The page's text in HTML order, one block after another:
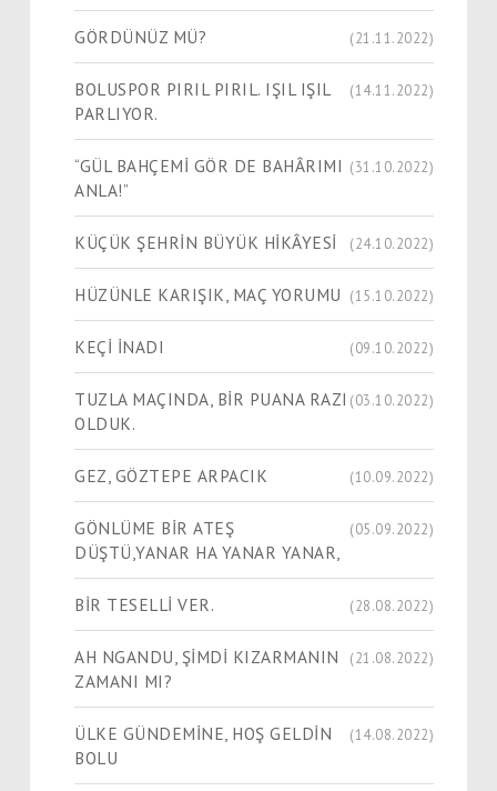
GÖRDÜNÜZ MÜ? (21.11.2022)
BOLUSPOR PIRIL PIRIL. IŞIL IŞIL
PARLIYOR.
(14.11.2022)
“GÜL BAHÇEMİ GÖR DE BAHÂRIMI
ANLA!”
(31.10.2022)
KÜÇÜK ŞEHRİN BÜYÜK HİKÂYESİ (24.10.2022)
HÜZÜNLE KARIŞIK, MAÇ YORUMU (15.10.2022)
KEÇİ İNADI (09.10.2022)
TUZLA MAÇINDA, BİR PUANA RAZI
OLDUK.
(03.10.2022)
GEZ, GÖZTEPE ARPACIK (10.09.2022)
GÖNLÜME BİR ATEŞ
DÜŞTÜ,YANAR HA YANAR YANAR,
(05.09.2022)
BİR TESELLİ VER. (28.08.2022)
AH NGANDU, ŞİMDİ KIZARMANIN
ZAMANI MI?
(21.08.2022)
ÜLKE GÜNDEMİNE, HOŞ GELDİN
BOLU
(14.08.2022)